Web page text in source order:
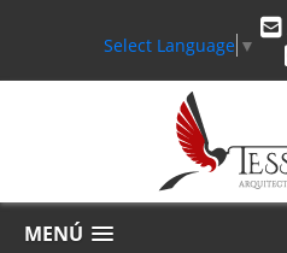
Select Language ▼
MENÚ